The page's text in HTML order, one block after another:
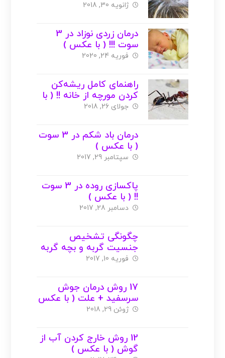
ژانویه 30, 2018
درمان زردی نوزاد در 3
سوت !!! ( با عکس )
فوریه 24, 2020
راهنمای کامل ریشه‌کن
کردن مورچه از خانه !! ( با
عکس )
جولای 26, 2018
درمان باد شکم در 3 سوت
( با عکس )
سپتامبر 29, 2017
پاکسازی روده در 3 سوت
!! ( با عکس )
دسامبر 28, 2017
چگونگی تشخیص
جنسیت گربه و بچه گربه
+ عکس
فوریه 10, 2017
17 روش درمان جوش
سرسفید + علت ( با عکس
)
ژوئن 29, 2018
12 روش خارج کردن آب از
گوش ( با عکس )